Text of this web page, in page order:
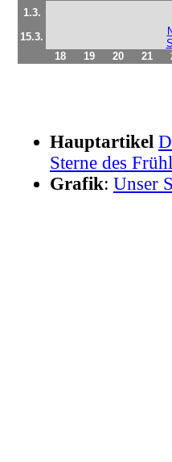
1.3.
15.3.
S
18
19 20 21
Hauptartikel
Sterne des
Grafik: Unser